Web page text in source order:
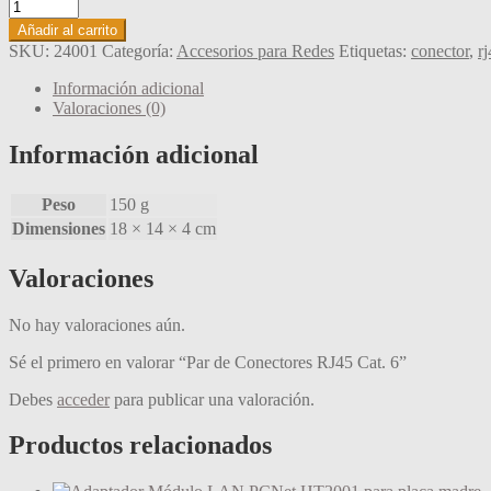
de
Conectores
RJ45
Cat.
cantidad
Añadir al carrito
SKU: 24001 Categoría: Accesorios para Redes Etiquetas: conector,
Información adicional
Valoraciones (0)
Información adicional
Peso
150 g
Dimensiones 18 × 14 × 4 cm
Valoraciones
No hay valoraciones aún.
Sé el primero en valorar “Par de Conectores RJ45 Cat. 6”
Debes acceder para publicar una valoración.
Productos relacionados